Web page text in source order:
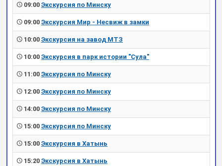
09:00 Экскурсия по Минску
09:00 Экскурсия Мир - Несвиж в замки
10:00 Экскурсия на завод МТЗ
10:00 Экскурсия в парк истории "Сула"
11:00 Экскурсия по Минску
12:00 Экскурсия по Минску
14:00 Экскурсия по Минску
15:00 Экскурсия по Минску
15:00 Экскурсия в Хатынь
15:20 Экскурсия в Хатынь